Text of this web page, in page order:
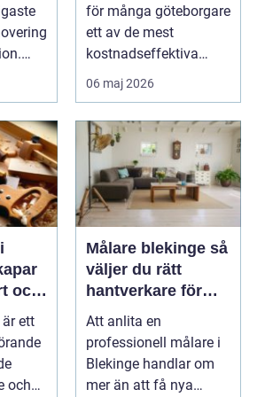
för många göteborgare
ett av de mest
kostnadseffektiva
sätten att sänka sina
upp...
06 maj 2026
och
ett
och
Målare blekinge så
väljer du rätt
hantverkare för
hem och företag
Att anlita en
professionell målare i
Blekinge handlar om
mer än att få nya